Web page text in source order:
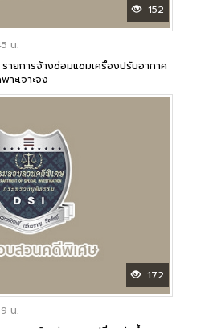
152
น.
ยการจ้างซ่อมแซมเครื่องปรับอากาศ
ะเจาะจง
172
น.